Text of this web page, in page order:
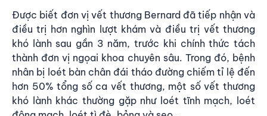
Được biết đơn vị vết thương Bernard đã tiếp nhận và
điều trị hơn nghìn lượt khám và điều trị vết thương
khó lành sau gần 3 năm, trước khi chính thức tách
thành đơn vị ngọai khoa chuyên sâu. Trong đó, bệnh
nhân bị loét bàn chân đái tháo đường chiếm tỉ lệ đến
hơn 50% tổng số ca vết thương, một số vết thương
khó lành khác thường gặp như loét tĩnh mạch, loét